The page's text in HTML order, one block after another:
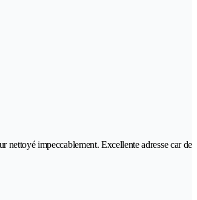
nettoyé impeccablement. Excellente adresse car de